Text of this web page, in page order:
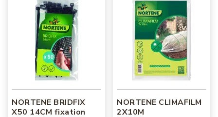
NORTENE BRIDFIX
X50 14CM fixation
NORTENE CLIMAFILM
2X10M